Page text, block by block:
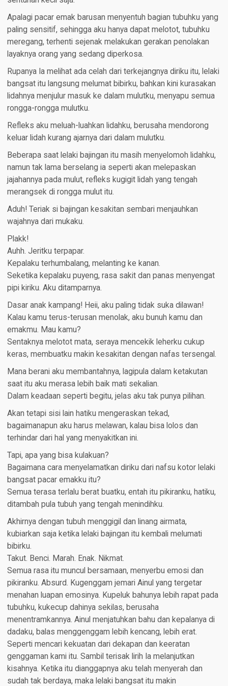
Apalagi pacar emak barusan menyentuh bagian tubuhku yang
paling sensitif, sehingga aku hanya dapat melotot, tubuhku
meregang, terhenti sejenak melakukan gerakan penolakan
layaknya orang yang sedang diperkosa.
Rupanya Ia melihat ada celah dari terkejangnya diriku itu, lelaki
bangsat itu langsung melumat bibirku, bahkan kini kurasakan
lidahnya menjulur masuk ke dalam mulutku, menyapu semua
rongga-rongga mulutku.
Refleks aku meluah-luahkan lidahku, berusaha mendorong
keluar lidah kurang ajarnya dari dalam mulutku.
Beberapa saat lelaki bajingan itu masih menyelomoh lidahku,
namun tak lama berselang ia seperti akan melepaskan
jajahannya pada mulut, refleks kugigit lidah yang tengah
merangsek di rongga mulut itu.
Aduh! Teriak si bajingan kesakitan sembari menjauhkan
wajahnya dari mukaku.
Plakk!
Auhh. Jeritku terpapar.
Kepalaku terhumbalang, melanting ke kanan.
Seketika kepalaku puyeng, rasa sakit dan panas menyengat
pipi kiriku. Aku ditamparnya.
Dasar anak kampang! Heii, aku paling tidak suka dilawan!
Kalau kamu terus-terusan menolak, aku bunuh kamu dan
emakmu. Mau kamu?
Sentaknya melotot mata, seraya mencekik leherku cukup
keras, membuatku makin kesakitan dengan nafas tersengal.
Mana berani aku membantahnya, lagipula dalam ketakutan
saat itu aku merasa lebih baik mati sekalian.
Dalam keadaan seperti begitu, jelas aku tak punya pilihan.
Akan tetapi sisi lain hatiku mengeraskan tekad,
bagaimanapun aku harus melawan, kalau bisa lolos dan
terhindar dari hal yang menyakitkan ini.
Tapi, apa yang bisa kulakuan?
Bagaimana cara menyelamatkan diriku dari nafsu kotor lelaki
bangsat pacar emakku itu?
Semua terasa terlalu berat buatku, entah itu pikiranku, hatiku,
ditambah pula tubuh yang tengah menindihku.
Akhirnya dengan tubuh menggigil dan linang airmata,
kubiarkan saja ketika lelaki bajingan itu kembali melumati
bibirku.
Takut. Benci. Marah. Enak. Nikmat.
Semua rasa itu muncul bersamaan, menyerbu emosi dan
pikiranku. Absurd. Kugenggam jemari Ainul yang tergetar
menahan luapan emosinya. Kupeluk bahunya lebih rapat pada
tubuhku, kukecup dahinya sekilas, berusaha
menentramkannya. Ainul menjatuhkan bahu dan kepalanya di
dadaku, balas menggenggam lebih kencang, lebih erat.
Seperti mencari kekuatan dari dekapan dan keeratan
genggaman kami itu. Sambil terisak lirih Ia melanjutkan
kisahnya. Ketika itu dianggapnya aku telah menyerah dan
sudah tak berdaya, maka lelaki bangsat itu makin